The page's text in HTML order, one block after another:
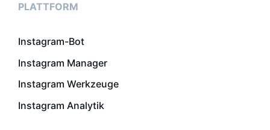
PLATTFORM
Instagram-Bot
Instagram Manager
Instagram Werkzeuge
Instagram Analytik